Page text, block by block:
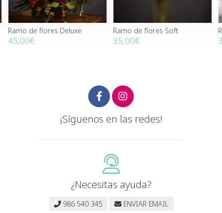
Ramo de flores Deluxe
45,00€
Ramo de flores Soft
35,00€
¡Síguenos en las redes!
¿Necesitas ayuda?
986 540 345 ENVIAR EMAIL